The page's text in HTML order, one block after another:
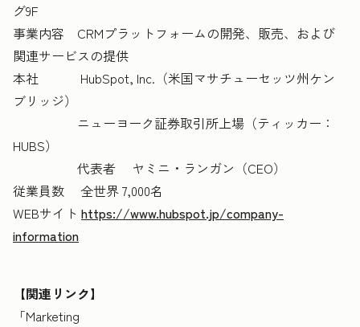
グ9F
事業内容 CRMプラットフォームの開発、販売、および
関連サービスの提供
本社 HubSpot, Inc.（米国マサチューセッツ州ケン
ブリッジ）
ニューヨーク証券取引所上場（ティッカー：
HUBS）
代表者 ヤミニ・ランガン（CEO）
従業員数 全世界 7,000名
WEBサイト https://www.hubspot.jp/company-
information
【関連リンク】
「Marketing